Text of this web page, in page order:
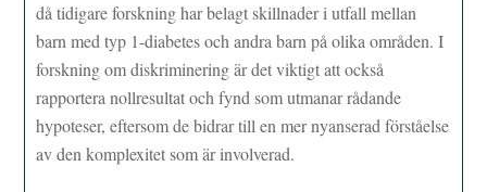
då tidigare forskning har belagt skillnader i utfall mellan
barn med typ 1-diabetes och andra barn på olika områden. I
forskning om diskriminering är det viktigt att också
rapportera nollresultat och fynd som utmanar rådande
hypoteser, eftersom de bidrar till en mer nyanserad förståelse
av den komplexitet som är involverad.